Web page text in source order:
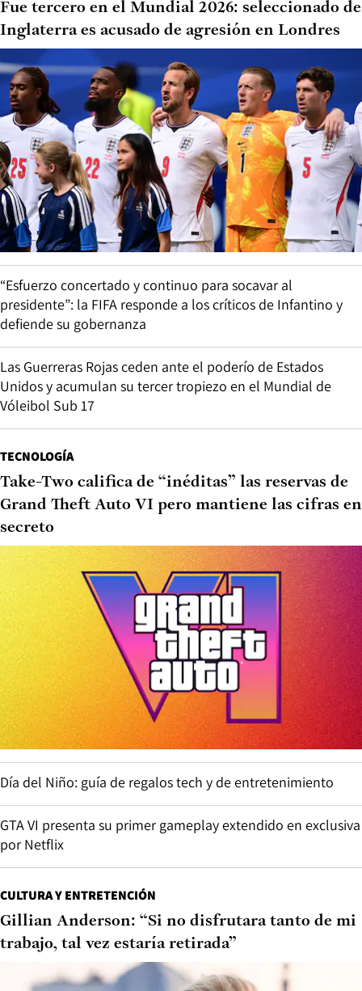
Fue tercero en el Mundial 2026: seleccionado de
Inglaterra es acusado de agresión en Londres
“Esfuerzo concertado y continuo para socavar al
presidente”: la FIFA responde a los críticos de Infantino y
defiende su gobernanza
Las Guerreras Rojas ceden ante el poderío de Estados
Unidos y acumulan su tercer tropiezo en el Mundial de
Vóleibol Sub 17
TECNOLOGÍA
Take-Two califica de “inéditas” las reservas de
Grand Theft Auto VI pero mantiene las cifras en
secreto
Día del Niño: guía de regalos tech y de entretenimiento
GTA VI presenta su primer gameplay extendido en exclusiva
por Netflix
CULTURA Y ENTRETENCIÓN
Gillian Anderson: “Si no disfrutara tanto de mi
trabajo, tal vez estaría retirada”